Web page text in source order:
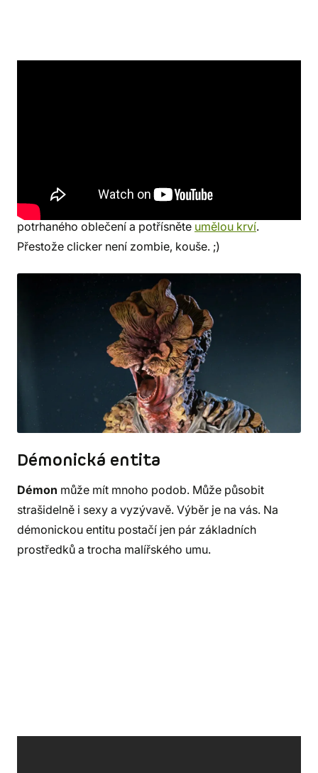
Chemoprén a umělé zuby (lze vystřihnout z bílé
mosgummi). Zbytek těla jednoduše oblečte do
potrhaného oblečení a potřísněte umělou krví.
Přestože clicker není zombie, kouše. ;)
Démonická entita
Démon může mít mnoho podob. Může působit
strašidelně i sexy a vyzývavě. Výběr je na vás. Na
démonickou entitu postačí jen pár základních
prostředků a trocha malířského umu.